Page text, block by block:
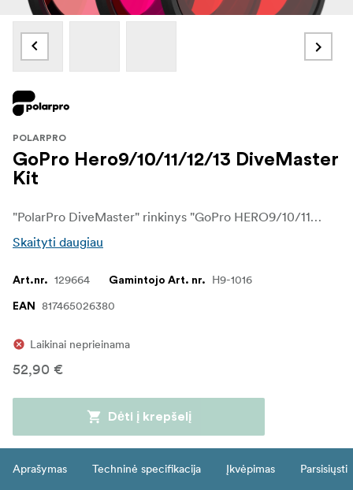
POLARPRO
GoPro Hero9/10/11/12/13 DiveMaster
Kit
"PolarPro DiveMaster" rinkinys "GoPro HERO9/10/11/12/13" - tai geriausias povandeninių filtrų sprendimas, skirtas užfiksuoti ryškius, aukštos kokybės vaizdus po paviršiumi. Šiame rinkinyje, sukurtame specialiai giliavandeniams nuotykiams, rasite daugybę svarbiausių filtrų, kurie pagerina spalvų tikslumą ir aiškumą įvairiomis povandeninėmis sąlygomis. Nesvarbu, ar nardote sekliuose vandenyse, ar neriate į mėlynąją gelmę, "DiveMaster" rinkinys užtikrina, kad kiekvienas kadras būtų tobulai eksponuotas ir turtingas detalių.
Skaityti daugiau
Art.nr. 129664 Gamintojo Art. nr. H9-1016
EAN 817465026380
Laikinai neprieinama
52,90 €
Dėti į krepšelį
Aprašymas Techninė specifikacija Įkvėpimas Parsisiųsti